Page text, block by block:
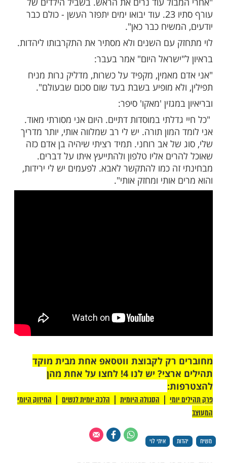
תחילת המלחמה, הוא כתב:
כולנו עוברים בין חרדה אמיתית שמלווה
אותנו כבר יותר מ-50 יום, לבין תקווה, מורל ועוצמה
החיילים שלנו בשטח. יש מקום לכל רגש.
ובטוח שכולנו ביחד נעבור את זה, ונצא
עם ישראל חי".
צירף את שירו "אחרי המבול" שמדבר על בואו
השיר:
עוד נרים את הראש. בשביל הילדים של
עורף סתיו 23. עוד יבואו ימים יתפזר העשן - כולם כבר
במוסדות דתיים. היום אני מסורתי מאוד.
תורה. יש לי רב שמלווה אותי, יותר מדריך
אליו טלפון ולהתייעץ איתו על דברים.
כמו להתקשר לאבא. לפעמים יש לי ירידות,
אותי ומחזק אותי".